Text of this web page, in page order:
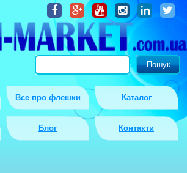
Все про флешки Каталог
Блог Контакти